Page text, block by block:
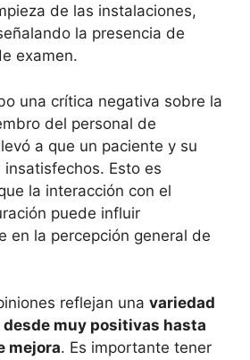
de las instalaciones,
la presencia de
examen.
una crítica negativa sobre la
del personal de
a que un paciente y su
Esto es
la interacción con el
puede influir
en la percepción general de
reflejan una variedad
muy positivas hasta
mejora. Es importante tener